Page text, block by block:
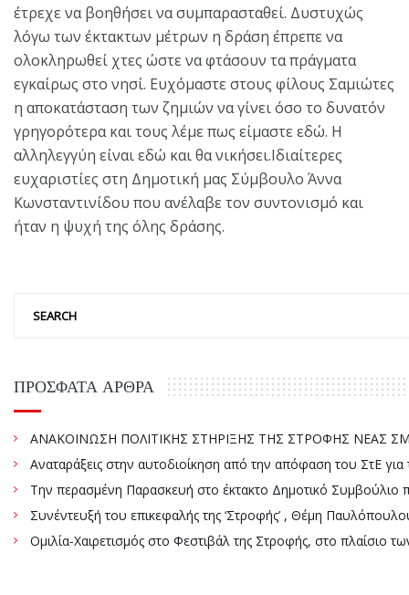
ΠΡΌΣΦΑΤΑ ΆΡΘΡΑ
ΑΝΑΚΟΙΝΩΣΗ ΠΟΛΙΤΙΚΗΣ ΣΤΗΡΙΞΗΣ ΤΗΣ ΣΤΡΟΦΗΣ ΝΕΑΣ
Αναταράξεις στην αυτοδιοίκηση από την απόφαση του ΣτΕ
Την περασμένη Παρασκευή στο έκτακτο Δημοτικό Συμβούλιο
Συνέντευξή του επικεφαλής της ‘Στροφής’ , Θέμη
Ομιλία-Χαιρετισμός στο Φεστιβάλ της Στροφής, στο πλαίσιο
έτρεχε να βοηθήσει να συμπαρασταθεί. Δυστυχώς
λόγω των έκτακτων μέτρων η δράση έπρεπε να
ολοκληρωθεί χτες ώστε να φτάσουν τα πράγματα
εγκαίρως στο νησί. Ευχόμαστε στους φίλους Σαμιώτες
η αποκατάσταση των ζημιών να γίνει όσο το δυνατόν
γρηγορότερα και τους λέμε πως είμαστε εδώ. Η
αλληλεγγύη είναι εδώ και θα νικήσει.Ιδιαίτερες
ευχαριστίες στη Δημοτική μας Σύμβουλο Άννα
Κωνσταντινίδου που ανέλαβε τον συντονισμό και
ήταν η ψυχή της όλης δράσης.